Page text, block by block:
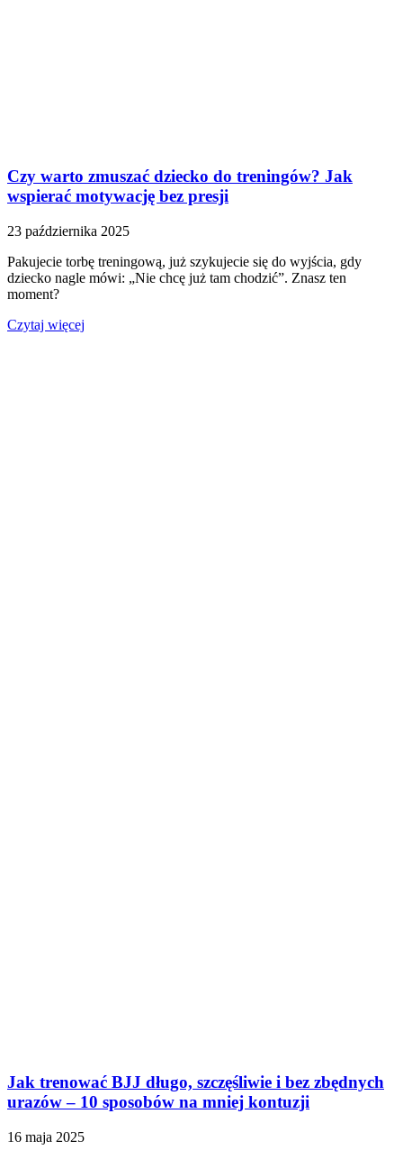
Czy warto zmuszać dziecko do treningów? Jak
wspierać motywację bez presji
23 października 2025
Pakujecie torbę treningową, już szykujecie się do wyjścia, gdy
dziecko nagle mówi: „Nie chcę już tam chodzić”. Znasz ten
moment?
Czytaj więcej
Jak trenować BJJ długo, szczęśliwie i bez zbędnych
urazów – 10 sposobów na mniej kontuzji
16 maja 2025